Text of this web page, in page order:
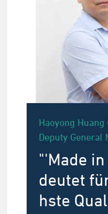
Haoyong Huang
Deputy General
"'Made
deutet
hste